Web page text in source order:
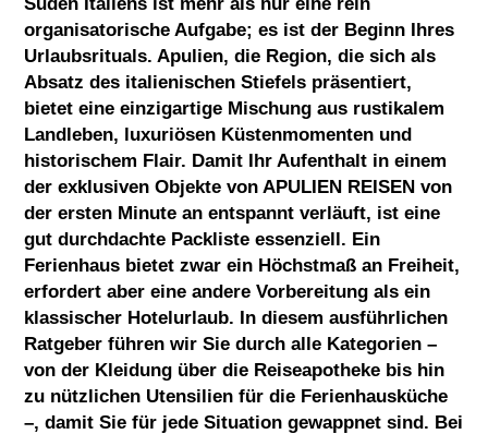
organisatorische Aufgabe; es ist der Beginn Ihres
Urlaubsrituals. Apulien, die Region, die sich als
Absatz des italienischen Stiefels präsentiert,
bietet eine einzigartige Mischung aus rustikalem
Landleben, luxuriösen Küstenmomenten und
historischem Flair. Damit Ihr Aufenthalt in einem
der exklusiven Objekte von APULIEN REISEN von
der ersten Minute an entspannt verläuft, ist eine
gut durchdachte Packliste essenziell. Ein
Ferienhaus bietet zwar ein Höchstmaß an Freiheit,
erfordert aber eine andere Vorbereitung als ein
klassischer Hotelurlaub. In diesem ausführlichen
Ratgeber führen wir Sie durch alle Kategorien –
von der Kleidung über die Reiseapotheke bis hin
zu nützlichen Utensilien für die Ferienhausküche
–, damit Sie für jede Situation gewappnet sind. Bei